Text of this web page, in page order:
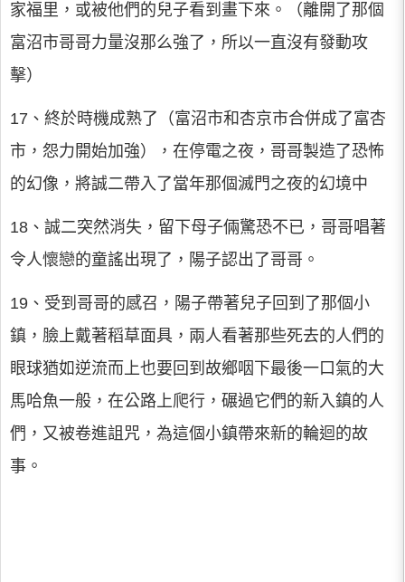
家福里，或被他們的兒子看到畫下來。（離開了那個
富沼市哥哥力量沒那么強了，所以一直沒有發動攻
擊）
17、終於時機成熟了（富沼市和杏京市合併成了富杏
市，怨力開始加強），在停電之夜，哥哥製造了恐怖
的幻像，將誠二帶入了當年那個滅門之夜的幻境中
18、誠二突然消失，留下母子倆驚恐不已，哥哥唱著
令人懷戀的童謠出現了，陽子認出了哥哥。
19、受到哥哥的感召，陽子帶著兒子回到了那個小
鎮，臉上戴著稻草面具，兩人看著那些死去的人們的
眼球猶如逆流而上也要回到故鄉咽下最後一口氣的大
馬哈魚一般，在公路上爬行，碾過它們的新入鎮的人
們，又被卷進詛咒，為這個小鎮帶來新的輪迴的故
事。